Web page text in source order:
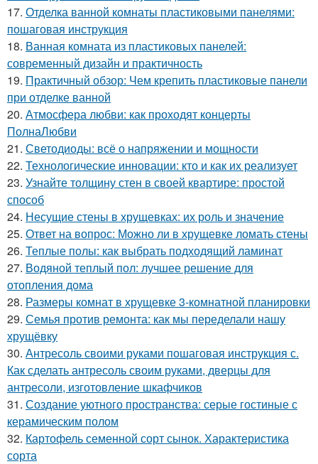
17. Отделка ванной комнаты пластиковыми панелями:
пошаговая инструкция
18. Ванная комната из пластиковых панелей:
современный дизайн и практичность
19. Практичный обзор: Чем крепить пластиковые панели
при отделке ванной
20. Атмосфера любви: как проходят концерты
ПолнаЛюбви
21. Светодиоды: всё о напряжении и мощности
22. Технологические инновации: кто и как их реализует
23. Узнайте толщину стен в своей квартире: простой
способ
24. Несущие стены в хрущевках: их роль и значение
25. Ответ на вопрос: Можно ли в хрущевке ломать стены
26. Теплые полы: как выбрать подходящий ламинат
27. Водяной теплый пол: лучшее решение для
отопления дома
28. Размеры комнат в хрущевке 3-комнатной планировки
29. Семья против ремонта: как мы переделали нашу
хрущёвку
30. Антресоль своими руками пошаговая инструкция с.
Как сделать антресоль своим руками, дверцы для
антресоли, изготовление шкафчиков
31. Создание уютного пространства: серые гостиные с
керамическим полом
32. Картофель семенной сорт сынок. Характеристика
сорта